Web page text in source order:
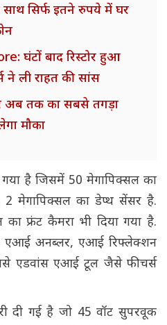
सिर्फ इतने रुपये में घर
घंटों बाद रिस्टोर हुआ
ने ली राहत की सांस
अब तक का सबसे तगड़ा
मौका
है जिसमें 50 मेगापिक्सल का
2 मेगापिक्सल का डेप्थ सेंसर है.
फ्रंट कैमरा भी दिया गया है.
एआई अनब्लर, एआई रिफ्लेक्शन
एडवांस एआई टूल जैसे फीचर्स
दी गई है जो 45 वॉट सुपरवूक